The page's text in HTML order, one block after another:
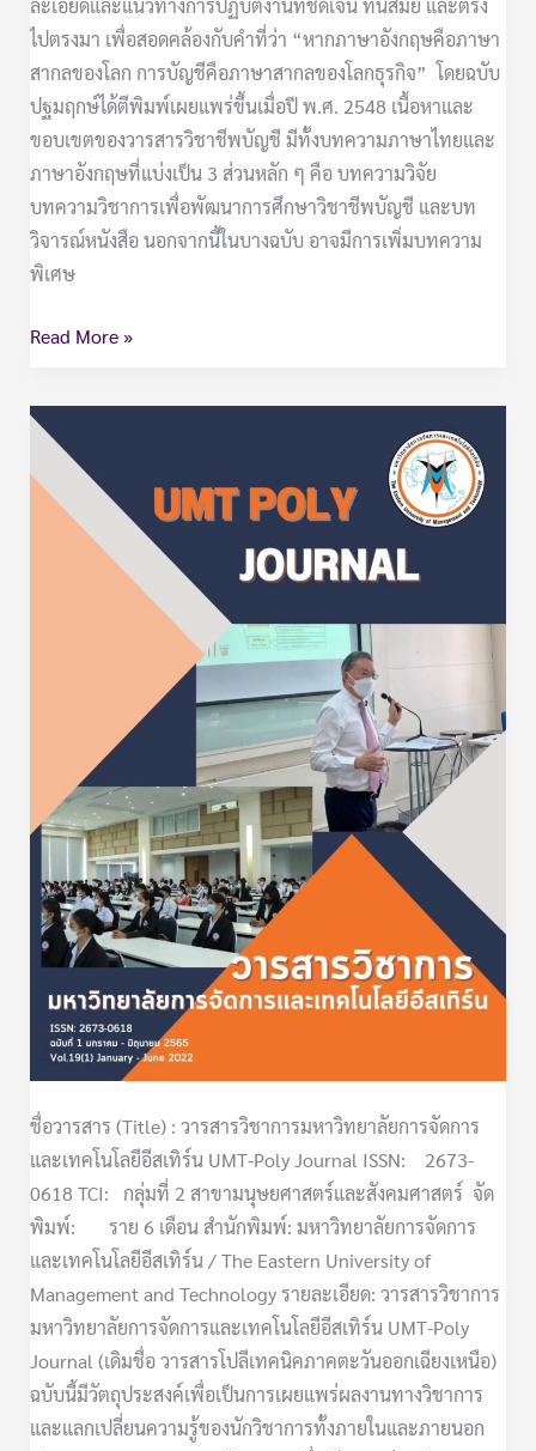
ไปตรงมา เพื่อสอดคล้องกับคำที่ว่า “หากภาษาอังกฤษคือภาษา
สากลของโลก การบัญชีคือภาษาสากลของโลกธุรกิจ” โดยฉบับ
ปฐมฤกษ์ได้ตีพิมพ์เผยแพร่ขึ้นเมื่อปี พ.ศ. 2548 เนื้อหาและ
ขอบเขตของวารสารวิชาชีพบัญชี มีทั้งบทความภาษาไทยและ
ภาษาอังกฤษที่แบ่งเป็น 3 ส่วนหลัก ๆ คือ บทความวิจัย
บทความวิชาการเพื่อพัฒนาการศึกษาวิชาชีพบัญชี และบท
วิจารณ์หนังสือ นอกจากนี้ในบางฉบับ อาจมีการเพิ่มบทความ
พิเศษ
Read More »
ชื่อวารสาร (Title) : วารสารวิชาการมหาวิทยาลัยการจัดการ
และเทคโนโลยีอีสเทิร์น UMT-Poly Journal ISSN: 2673-
0618 TCI: กลุ่มที่ 2 สาขามนุษยศาสตร์และสังคมศาสตร์ จัด
พิมพ์: ราย 6 เดือน สำนักพิมพ์: มหาวิทยาลัยการจัดการ
และเทคโนโลยีอีสเทิร์น / The Eastern University of
Management and Technology รายละเอียด: วารสารวิชาการ
มหาวิทยาลัยการจัดการและเทคโนโลยีอีสเทิร์น UMT-Poly
Journal (เดิมชื่อ วารสารโปลีเทคนิคภาคตะวันออกเฉียงเหนือ)
ฉบับนี้มีวัตถุประสงค์เพื่อเป็นการเผยแพร่ผลงานทางวิชาการ
และแลกเปลี่ยนความรู้ของนักวิชาการทั้งภายในและภายนอก
วารสาร
วิชาการ
มหาวิทยาลัย